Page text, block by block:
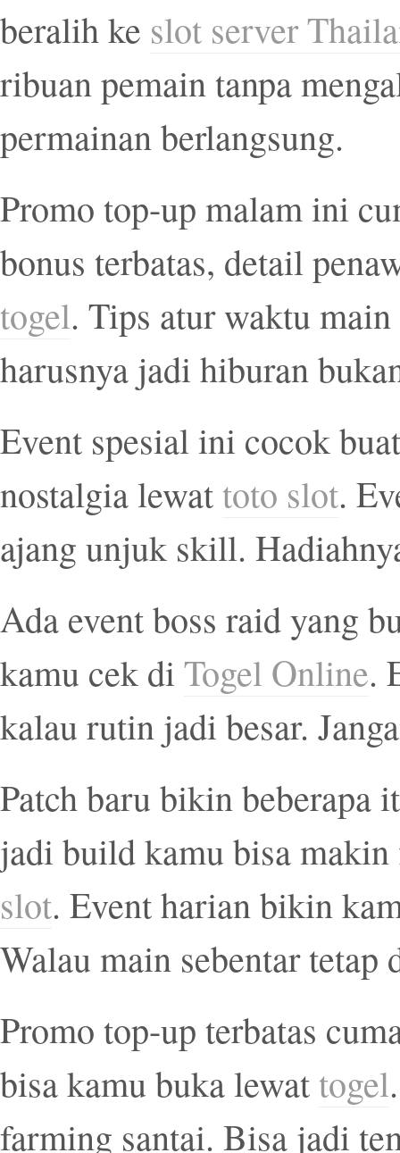
beralih ke slot server
ribuan pemain tanpa
permainan berlangsung.
Promo top-up malam ini
bonus terbatas, detail
togel. Tips atur waktu
harusnya jadi hiburan
Event spesial ini cocok
nostalgia lewat toto slot.
ajang unjuk skill.
Ada event boss raid yang
kamu cek di Togel Online.
kalau rutin jadi besar.
Patch baru bikin beberapa
jadi build kamu bisa
slot. Event harian bikin
Walau main sebentar tetap
Promo top-up terbatas
bisa kamu buka lewat togel
farming santai. Bisa jadi